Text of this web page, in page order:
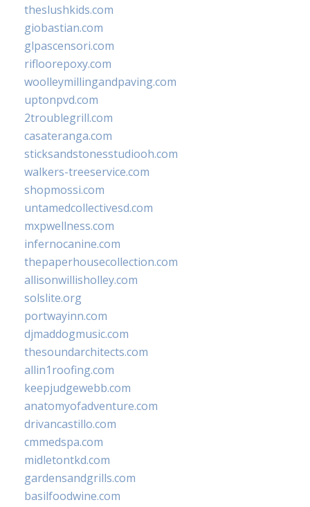
theslushkids.com
giobastian.com
glpascensori.com
rifloorepoxy.com
woolleymillingandpaving.com
uptonpvd.com
2troublegrill.com
casateranga.com
sticksandstonesstudiooh.com
walkers-treeservice.com
shopmossi.com
untamedcollectivesd.com
mxpwellness.com
infernocanine.com
thepaperhousecollection.com
allisonwillisholley.com
solslite.org
portwayinn.com
djmaddogmusic.com
thesoundarchitects.com
allin1roofing.com
keepjudgewebb.com
anatomyofadventure.com
drivancastillo.com
cmmedspa.com
midletontkd.com
gardensandgrills.com
basilfoodwine.com